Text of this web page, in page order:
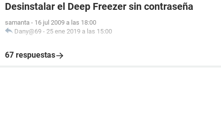
Desinstalar el Deep Freezer sin contraseña
samanta - 16 jul 2009 a las 18:00
Dany@69 - 25 ene 2019 a las 15:00
67 respuestas